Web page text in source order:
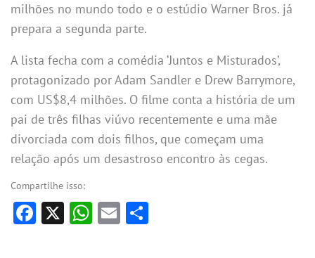
milhões no mundo todo e o estúdio Warner Bros. já
prepara a segunda parte.
A lista fecha com a comédia ‘Juntos e Misturados’,
protagonizado por Adam Sandler e Drew Barrymore,
com US$8,4 milhões. O filme conta a história de um
pai de três filhas viúvo recentemente e uma mãe
divorciada com dois filhos, que começam uma
relação após um desastroso encontro às cegas.
Compartilhe isso:
Facebook
X WhatsApp
Email